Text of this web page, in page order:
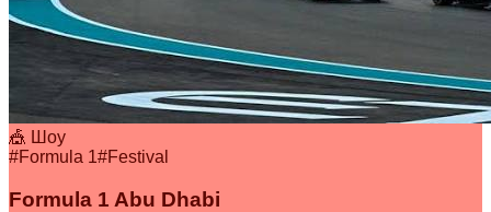
🎪 Шоу
#Formula 1#Festival
Formula 1 Abu Dhabi